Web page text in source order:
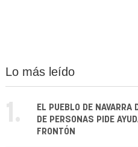
Lo más leído
1.
EL PUEBLO DE NAVARRA
DE PERSONAS PIDE
FRONTÓN